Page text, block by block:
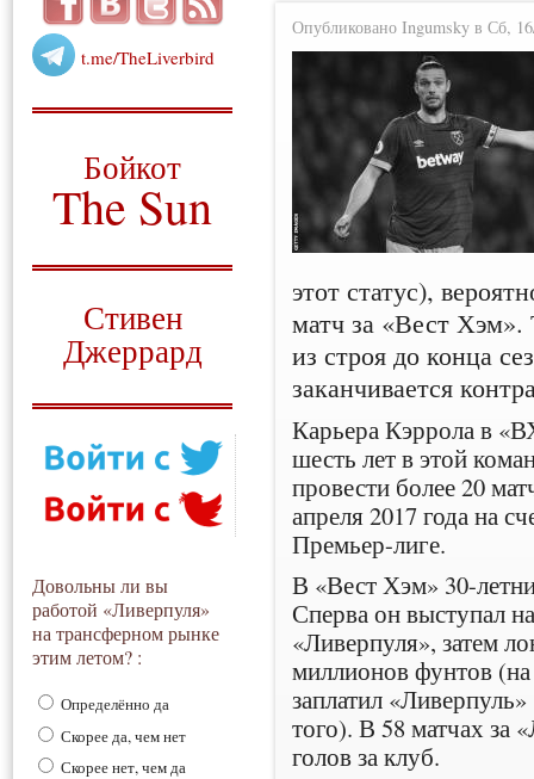
t.me/TheLiverbird
Бойкот
The Sun
Стивен
Джеррард
Довольны ли вы
работой «Ливерпуля»
на трансферном рынке
этим летом? :
Определённо да
Скорее да, чем нет
Скорее нет, чем да
Опубликовано Ingumsky в Сб,
этот статус),
матч за «Вест Хэм».
из строя до конца
заканчивается
Карьера Кэррола в
шесть лет в этой
провести более 20
апреля 2017 года на
Премьер-лиге.
В «Вест Хэм» 30-
Сперва он выступал
«Ливерпуля», затем
миллионов фунтов
заплатил
того). В 58 матчах за
голов за клуб.